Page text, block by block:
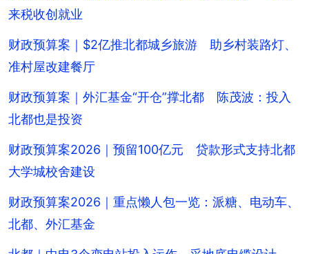
来税收创就业
财政预算案｜$2亿推北都城乡旅游 助乡村装路灯、
准村屋改建餐厅
财政预算案｜外汇基金“开仓”撑北都 陈茂波：投入
北都也是投资
财政预算案2026｜预留100亿元 贷款形式支持北都
大学城校舍建设
财政预算案2026｜重点懒人包一览：派糖、电动车、
北都、外汇基金